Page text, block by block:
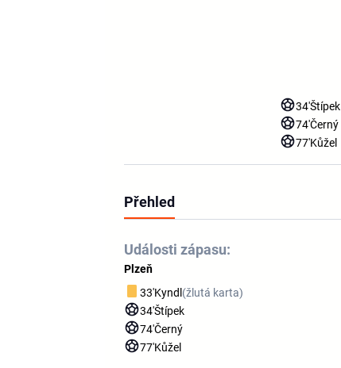
34'Štípek
74'Černý
77'Kůžel
Přehled
Události zápasu:
Plzeň
33'Kyndl(žlutá karta)
34'Štípek
74'Černý
77'Kůžel